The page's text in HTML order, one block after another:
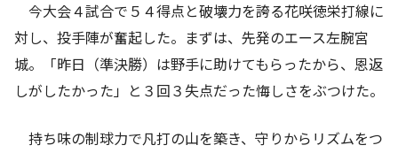
今大会４試合で５４得点と破壊力を誇る花咲徳栄打線に
対し、投手陣が奮起した。まずは、先発のエース左腕宮
城。「昨日（準決勝）は野手に助けてもらったから、恩返
しがしたかった」と３回３失点だった悔しさをぶつけた。
持ち味の制球力で凡打の山を築き、守りからリズムをつ